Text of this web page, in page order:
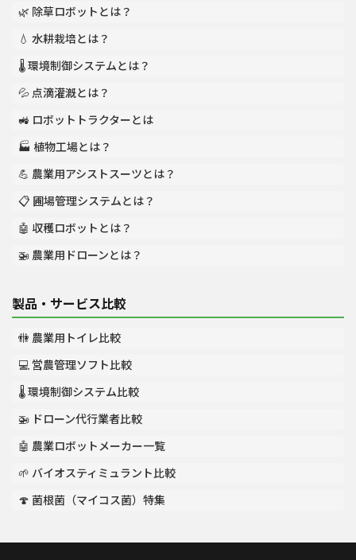
🌿 除草ロボットとは？
💧 水耕栽培とは？
🌡️ 環境制御システムとは？
💦 点滴灌漑とは？
🚜 ロボットトラクターとは
🏭 植物工場とは？
💪 農業用アシストスーツとは？
📋 圃場管理システムとは？
🤖 収穫ロボットとは？
🚁 農業用ドローンとは？
製品・サービス比較
🚻 農業用トイレ比較
💻 営農管理ソフト比較
🌡️ 環境制御システム比較
🚁 ドローン代行業者比較
🤖 農業ロボットメーカー一覧
🌱 バイオスティミュラント比較
🍄 菌根菌（マイコス菌）特集